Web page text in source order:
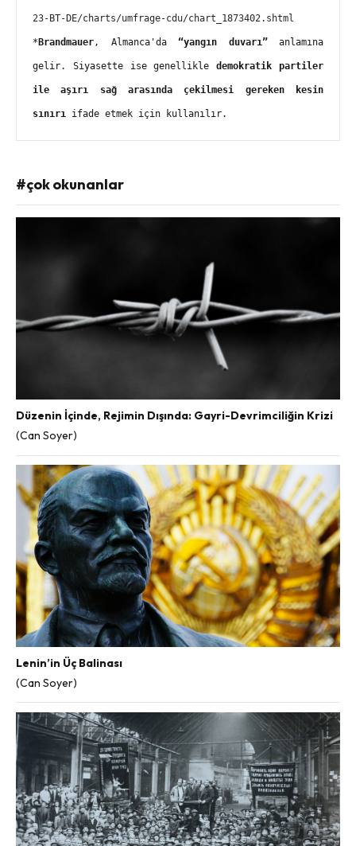
23-BT-DE/charts/umfrage-cdu/chart_1873402.shtml
* Brandmauer, Almanca'da “yangın duvarı” anlamına
gelir. Siyasette ise genellikle demokratik partiler
ile aşırı sağ arasında çekilmesi gereken kesin
sınırı ifade etmek için kullanılır.
#çok okunanlar
Düzenin İçinde, Rejimin Dışında: Gayri-Devrimciliğin Krizi
(Can Soyer)
Lenin’in Üç Balinası
(Can Soyer)